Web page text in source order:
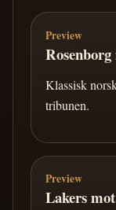
Preview
Klassisk
tribunen.
Preview
Lakers